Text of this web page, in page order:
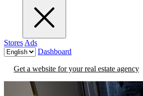
Stores Ads
Dashboard
Get a website for your real estate agency